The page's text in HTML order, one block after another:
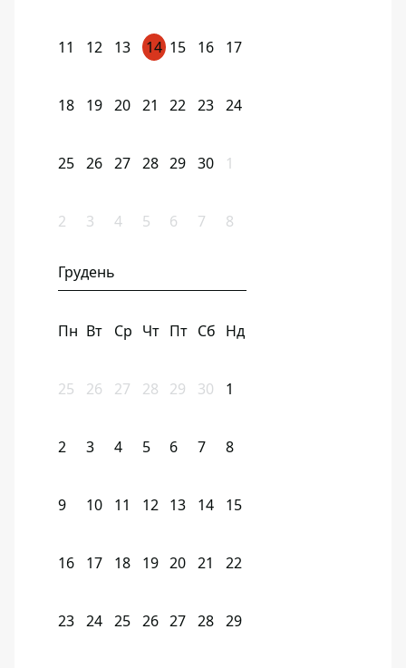
11 12 13 14 15 16 17
18 19 20 21 22 23 24
25 26 27 28 29 30 1
2 3 4 5 6 7 8
Грудень
Пн Вт Ср Чт Пт Сб Нд
25 26 27 28 29 30 1
2 3 4 5 6 7 8
9 10 11 12 13 14 15
16 17 18 19 20 21 22
23 24 25 26 27 28 29